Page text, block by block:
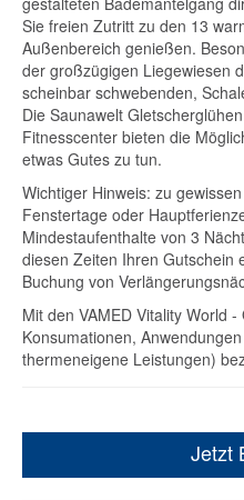
Sie freien Zutritt zu den 13
Außenbereich genießen.
der großzügigen Liegewiesen
scheinbar schwebenden,
Die Saunawelt
Fitnesscenter bieten die
etwas Gutes zu tun.
Wichtiger Hinweis: zu
Fenstertage oder
Mindestaufenthalte von 3
diesen Zeiten Ihren Gutschein
Buchung von
Mit den VAMED Vitality World
Konsumationen,
thermeneigene Leistungen)
Jetzt